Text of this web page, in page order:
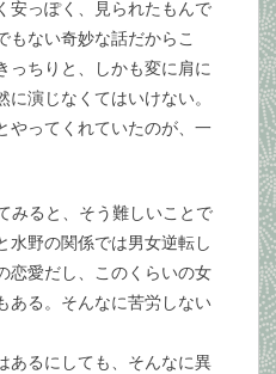
安っぽく、見られたもんで
もない奇妙な話だからこ
っちりと、しかも変に肩に
演じなくてはいけない。
やってくれていたのが、一
みると、そう難しいことで
水野の関係では男女逆転し
恋愛だし、このくらいの女
ある。そんなに苦労しない
あるにしても、そんなに異